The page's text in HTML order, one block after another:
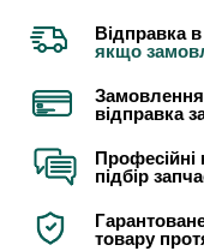
Відправка
якщо
відправка
Професійні
підбір
товару